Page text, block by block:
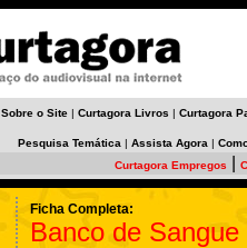
Sobre o Site | Curtagora Livros | Curtagora
Pesquisa Temática | Assista Agora |
Curtagora Empregos
Ficha Completa:
Banco de Sangue